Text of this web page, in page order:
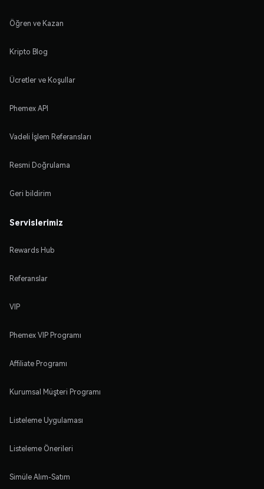
Öğren ve Kazan
Kripto Blog
Ücretler ve Koşullar
Phemex API
Vadeli İşlem Referansları
Resmi Doğrulama
Geri bildirim
Servislerimiz
Rewards Hub
Referanslar
VIP
Phemex VIP Programı
Affiliate Programı
Kurumsal Müşteri Programı
Listeleme Uygulaması
Listeleme Önerileri
Simüle Alım-Satım